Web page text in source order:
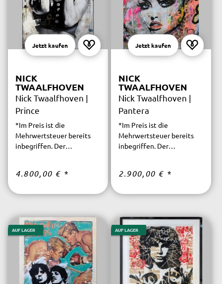
Jetzt kaufen
NICK
TWAALFHOVEN
Nick Twaalfhoven |
Prince
*Im Preis ist die
Mehrwertsteuer bereits
inbegriffen. Der
kostenfrei.
4.800,00 € *
Jetzt kaufen
NICK
TWAALFHOVEN
Nick Twaalfhoven |
Pantera
*Im Preis ist die
Mehrwertsteuer bereits
inbegriffen. Der
kostenfrei.
2.900,00 € *
AUF LAGER AUF LAGER